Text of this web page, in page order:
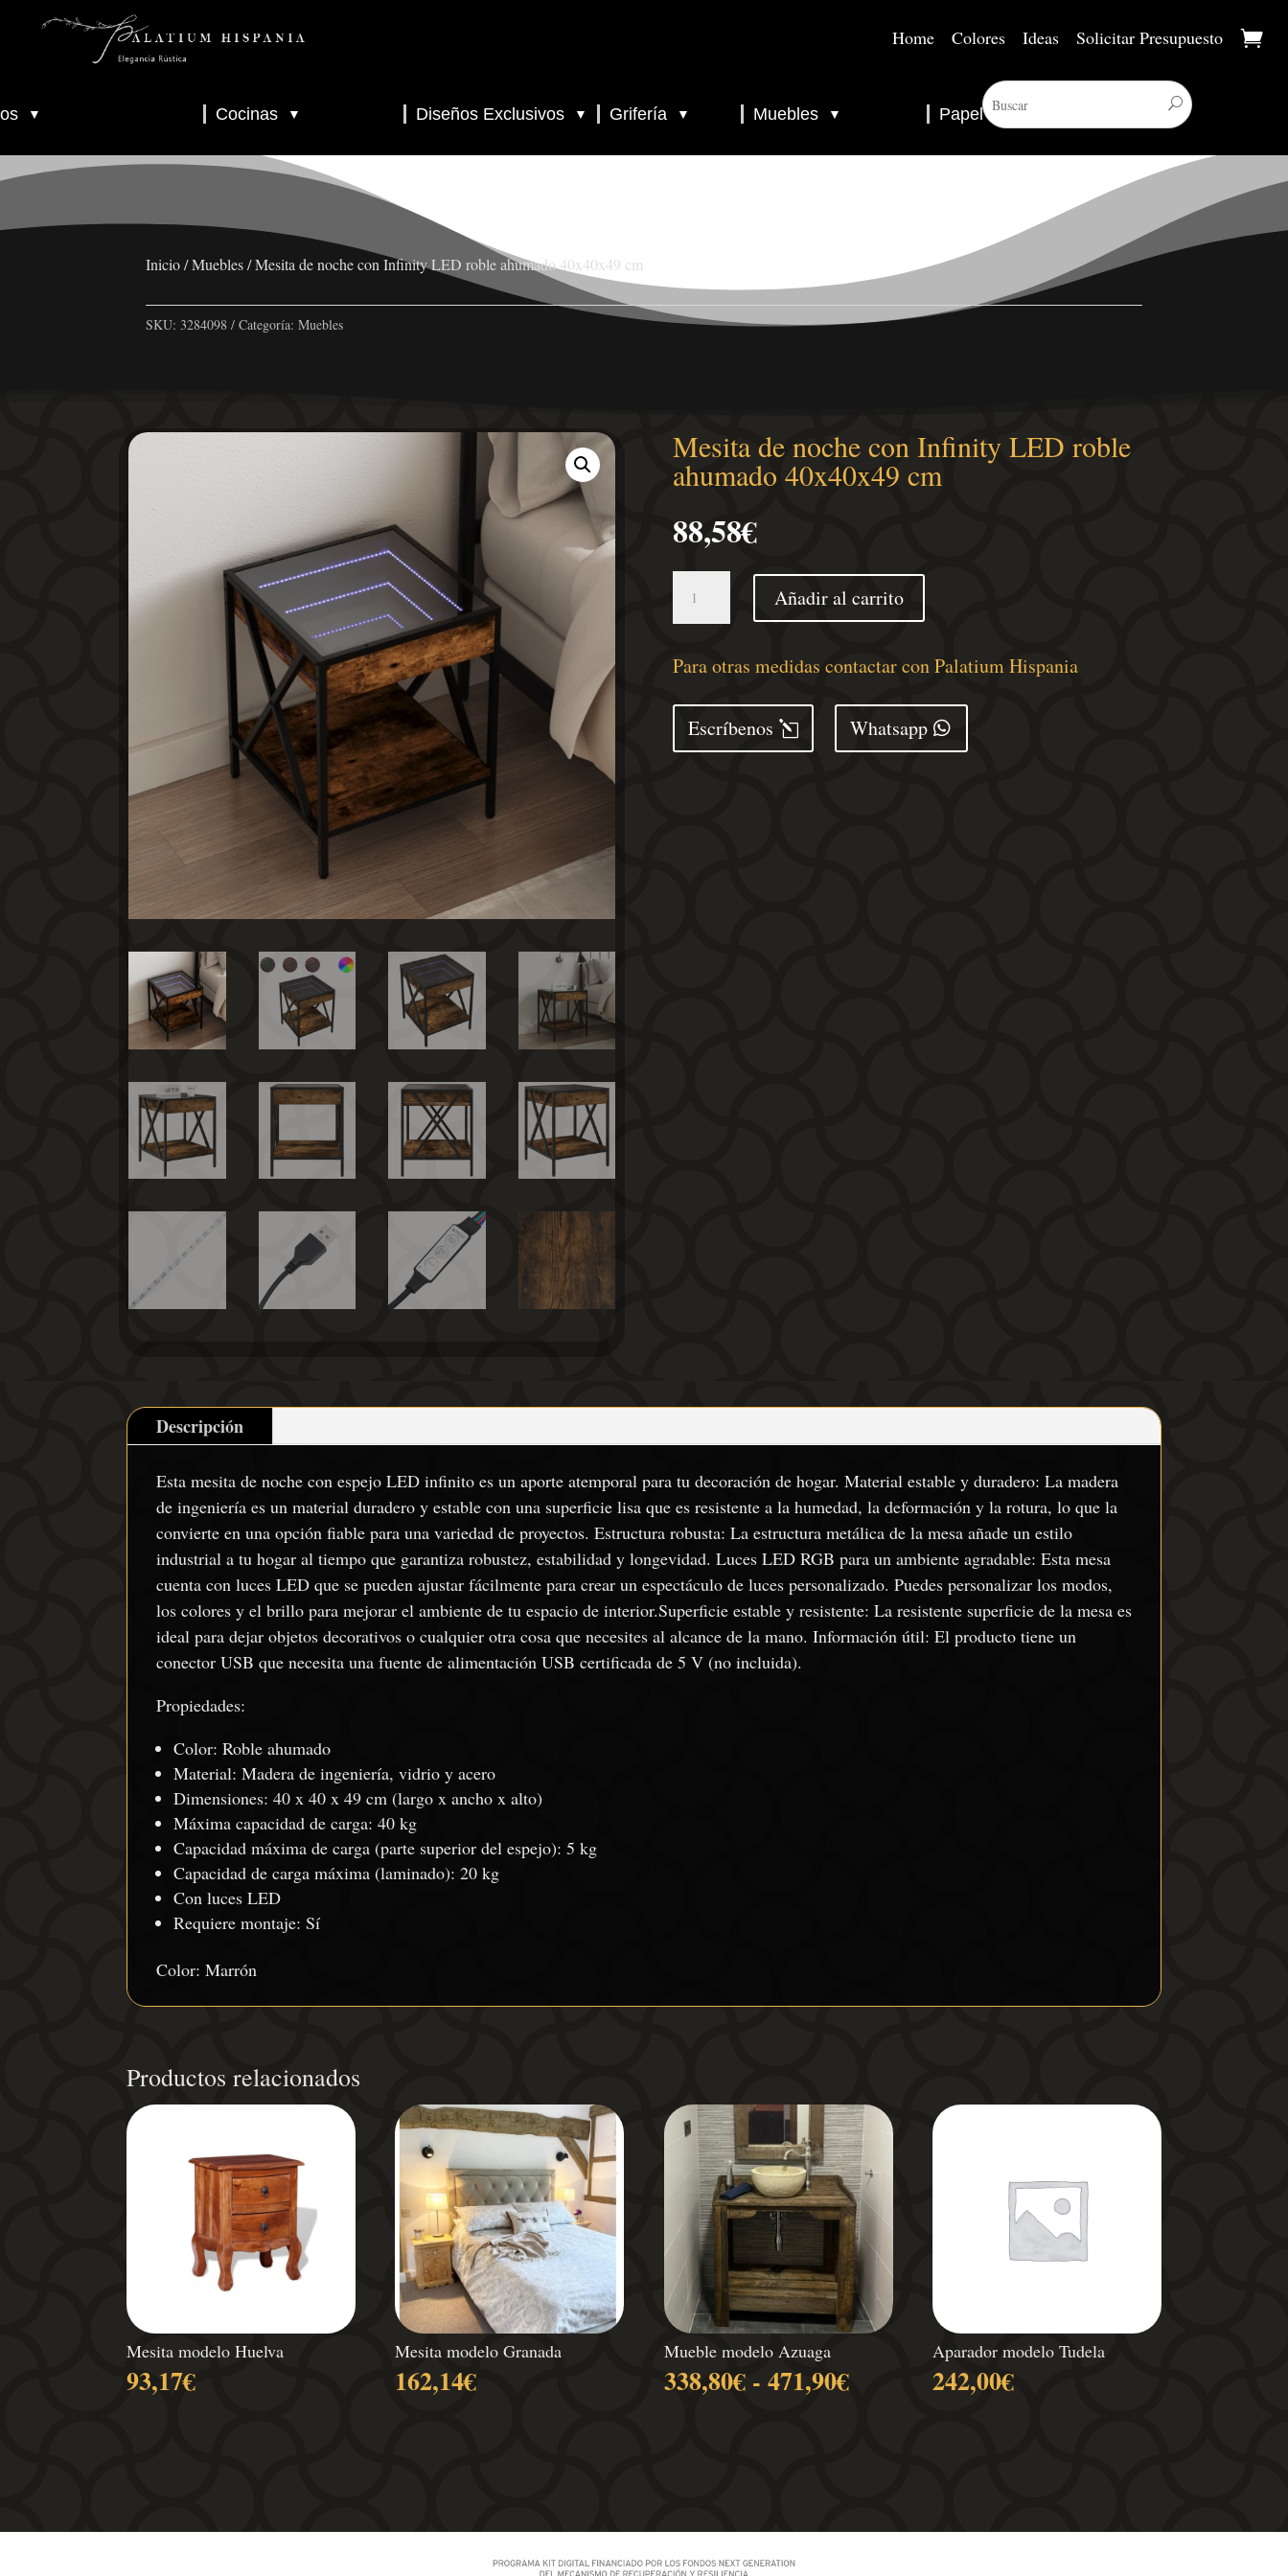
Home Colores Ideas Solicitar Presupuesto
▼
▼
Cocinas ▼ Diseños Exclusivos ▼ Grifería ▼ Muebles ▼ Papel Pintado
Inicio/Muebles/ Mesita de noche con Infinity LED roble ahumado 40x40x49 cm
SKU: 3284098 Categoría: Muebles
Mesita de noche con Infinity LED roble
ahumado 40x40x49 cm
88,58€
con
LED
roble
Añadir al carrito
Para otras medidas contactar con Palatium Hispania
Escríbenos Whatsapp
Descripción
Esta mesita de noche con espejo LED infinito es un aporte atemporal para tu decoración de hogar. Material estable y duradero: La madera
de ingeniería es un material duradero y estable con una superficie lisa que es resistente a la humedad, la deformación y la rotura, lo que la
convierte en una opción fiable para una variedad de proyectos. Estructura robusta: La estructura metálica de la mesa añade un estilo
industrial a tu hogar al tiempo que garantiza robustez, estabilidad y longevidad. Luces LED RGB para un ambiente agradable: Esta mesa
cuenta con luces LED que se pueden ajustar fácilmente para crear un espectáculo de luces personalizado. Puedes personalizar los modos,
los colores y el brillo para mejorar el ambiente de tu espacio de interior.Superficie estable y resistente: La resistente superficie de la mesa es
ideal para dejar objetos decorativos o cualquier otra cosa que necesites al alcance de la mano. Información útil: El producto tiene un
conector USB que necesita una fuente de alimentación USB certificada de 5 V (no incluida).
Propiedades:
Color: Roble ahumado
Material: Madera de ingeniería, vidrio y acero
Dimensiones: 40 x 40 x 49 cm (largo x ancho x alto)
Máxima capacidad de carga: 40 kg
Capacidad máxima de carga (parte superior del espejo): 5 kg
Capacidad de carga máxima (laminado): 20 kg
Con luces LED
Requiere montaje: Sí
Color: Marrón
Productos relacionados
Mesita modelo Huelva
93,17€
Mesita modelo Granada
162,14€
Mueble modelo Azuaga
338,80€ - 471,90€Rango
471,90€
Aparador modelo Tudela
242,00€